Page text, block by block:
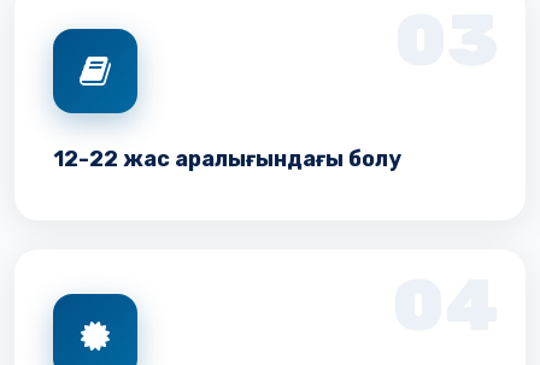
12-22 жас аралығындағы болу